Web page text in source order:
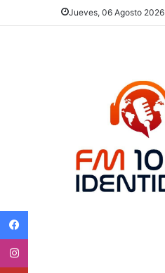
Jueves, 06 Agosto 2026